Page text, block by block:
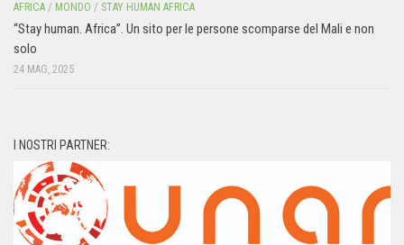
AFRICA / MONDO / STAY HUMAN AFRICA
“Stay human. Africa”. Un sito per le persone scomparse del Mali e non
solo
24 MAG, 2025
I NOSTRI PARTNER: